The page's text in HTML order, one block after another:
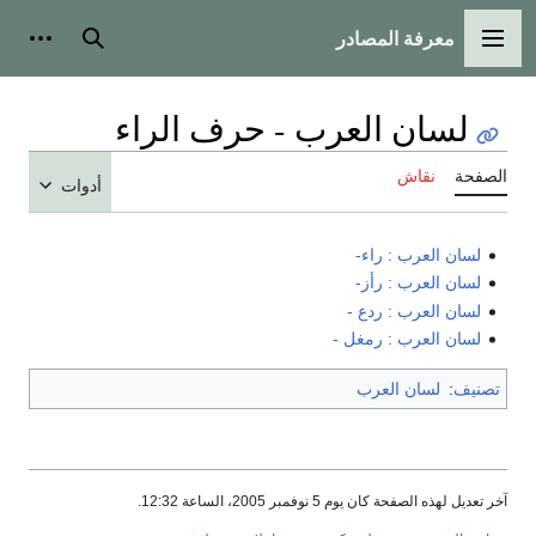
القائمة الرئيسية
معرفة المصادر بحث
لسان العرب - حرف الراء
الصفحة نقاش أدوات
لسان العرب : راء-
لسان العرب : رأز-
لسان العرب : ردع -
لسان العرب : رمغل -
تصنيف: لسان العرب
آخر تعديل لهذه الصفحة كان يوم 5 نوفمبر 2005، الساعة 12:32.